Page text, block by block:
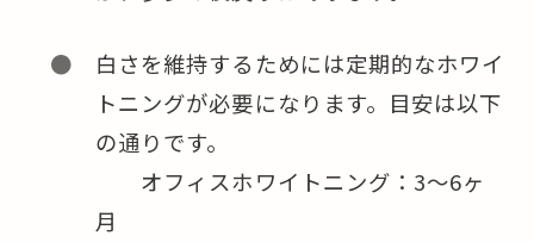
白さを維持するためには定期的なホワイ
トニングが必要になります。目安は以下
の通りです。
オフィスホワイトニング：3～6ヶ
月